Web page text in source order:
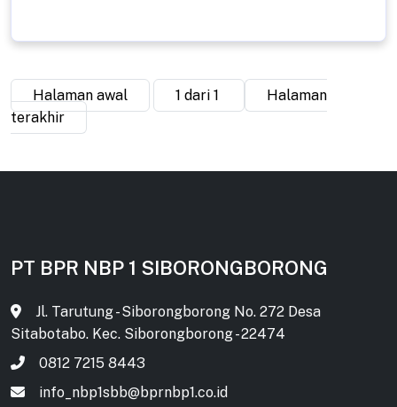
Halaman awal 1 dari 1
Halaman
terakhir
PT BPR NBP 1 SIBORONGBORONG
Jl. Tarutung - Siborongborong No. 272 Desa
Sitabotabo. Kec. Siborongborong - 22474
0812 7215 8443
info_nbp1sbb@bprnbp1.co.id